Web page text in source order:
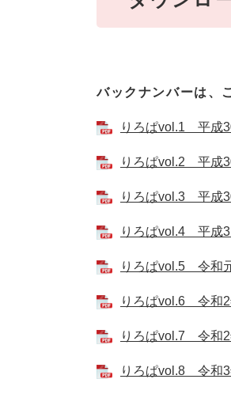
バックナンバーは、
りろぱvol.1 平成
りろぱvol.2 平成
りろぱvol.3 平成
りろぱvol.4 平成
りろぱvol.5 令和
りろぱvol.6 令和2
りろぱvol.7 令和2
りろぱvol.8 令和3